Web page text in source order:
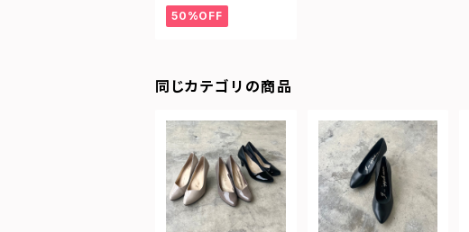
50%OFF
同じカテゴリの商品